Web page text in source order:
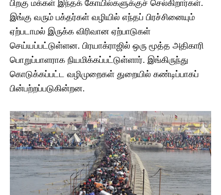
பிறகு மக்கள் இந்தக் கோயில்களுக்குச் செல்கிறார்கள்.
இங்கு வரும் பக்தர்கள் வழியில் எந்தப் பிரச்சினையும்
ஏற்படாமல் இருக்க விரிவான ஏற்பாடுகள்
செய்யப்பட்டுள்ளன. பிரயாக்ராஜில் ஒரு மூத்த அதிகாரி
பொறுப்பாளராக நியமிக்கப்பட்டுள்ளார். இங்கிருந்து
கொடுக்கப்பட்ட வழிமுறைகள் துறையில் கண்டிப்பாகப்
பின்பற்றப்படுகின்றன.